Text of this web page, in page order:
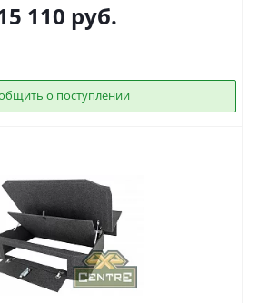
110 руб.
о поступлении